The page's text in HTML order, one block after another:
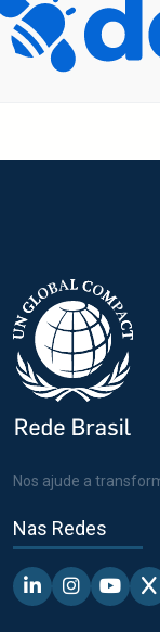
Nos ajude a
Nas Redes
Linkedin -Instagram